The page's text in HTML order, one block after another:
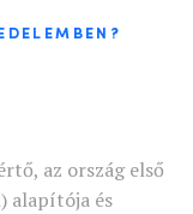
az ország első
alapítója és